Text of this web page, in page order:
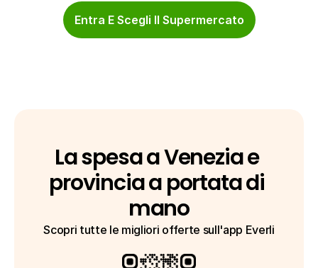
Entra E Scegli Il Supermercato
La spesa a Venezia e
provincia a portata di
mano
Scopri tutte le migliori offerte sull'app Everli